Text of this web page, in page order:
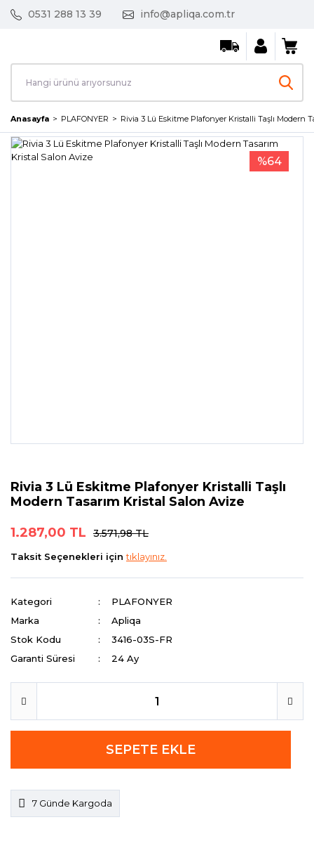
0531 288 13 39 info@apliqa.com.tr
Anasayfa PLAFONYER Rivia 3 Lü Eskitme Plafonyer Kristalli Taşlı Modern
%64
Rivia 3 Lü Eskitme Plafonyer Kristalli Taşlı
Modern Tasarım Kristal Salon Avize
1.287,00 TL
3.571,98 TL
Taksit Seçenekleri içintıklayınız.
Kategori
PLAFONYER
Marka
Apliqa
Stok Kodu
3416-03S-FR
Garanti Süresi
24 Ay
SEPETE EKLE
7 Günde Kargoda